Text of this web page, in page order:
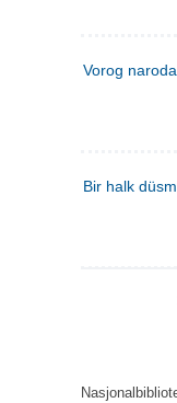
Vorog
Bir halk